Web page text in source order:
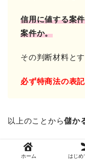
信用に値する案
案件か。
その判断材料と
必ず特商法の表
以上のことから儲か
オススメすることが
ホーム はじめ